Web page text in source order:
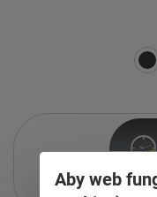
Pouze
Aby web